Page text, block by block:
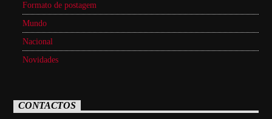
Formato de postagem
Mundo
Nacional
Novidades
CONTACTOS